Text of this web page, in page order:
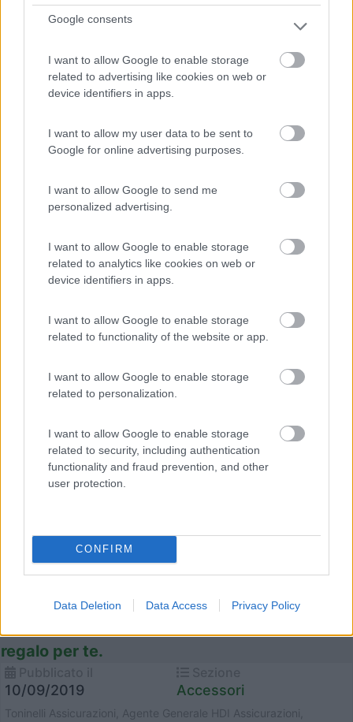
Google consents
I want to allow Google to enable storage
related to advertising like cookies on web or
device identifiers in apps.
I want to allow my user data to be sent to
Google for online advertising purposes.
I want to allow Google to send me
personalized advertising.
I want to allow Google to enable storage
related to analytics like cookies on web or
device identifiers in apps.
I want to allow Google to enable storage
related to functionality of the website or app.
I want to allow Google to enable storage
related to personalization.
I want to allow Google to enable storage
related to security, including authentication
functionality and fraud prevention, and other
user protection.
CONFIRM
Data Deletion Data Access Privacy Policy
Sanificare il veicolo è importante
Pubblicato il
20/05/2020
Sezione
una migliore esperienza di uso e mai come in questo periodo è
importante pensare anche alla pulizia approfondita degli inter...
regalo per te.
10/09/2019 Accessori
Toninelli Assicurazioni, Agente Generale HDI Assicurazioni,